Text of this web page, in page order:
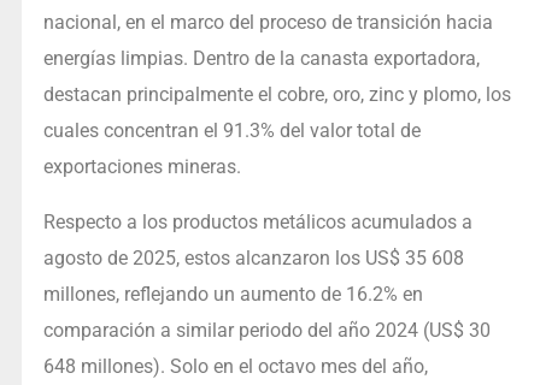
nacional, en el marco del proceso de transición hacia
energías limpias. Dentro de la canasta exportadora,
destacan principalmente el cobre, oro, zinc y plomo, los
cuales concentran el 91.3% del valor total de
exportaciones mineras.
Respecto a los productos metálicos acumulados a
agosto de 2025, estos alcanzaron los US$ 35 608
millones, reflejando un aumento de 16.2% en
comparación a similar periodo del año 2024 (US$ 30
648 millones). Solo en el octavo mes del año,